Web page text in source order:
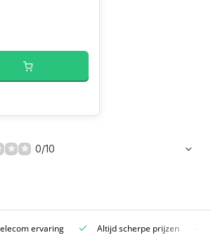
0/10
ervaring Altijd scherpe prijzen